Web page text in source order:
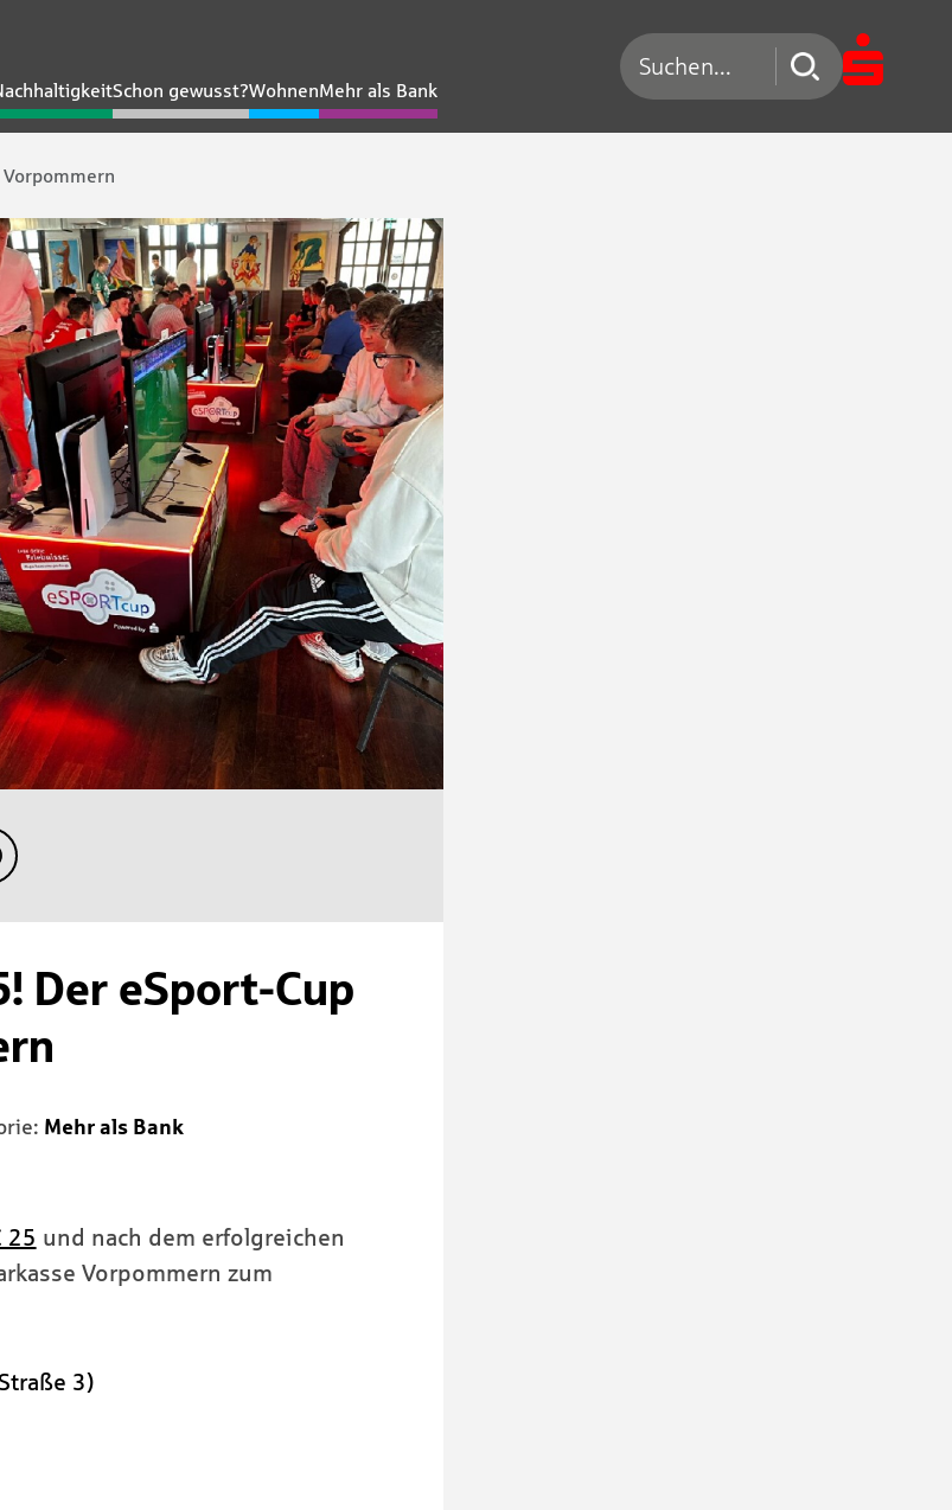
Schon gewusst?WohnenMehr als Bank
Suchen nach
Vorpommern
Der eSport-Cup
Mehr als Bank
25 und nach dem erfolgreichen
Vorpommern zum
3)